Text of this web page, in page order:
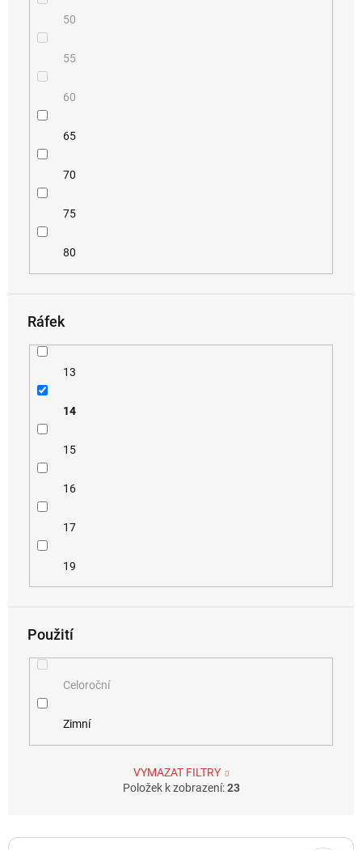
50
55
60
65
70
75
80
Ráfek
13
14
15
16
17
19
Použití
Celoroční
Zimní
VYMAZAT FILTRY
Položek k zobrazení:23
V